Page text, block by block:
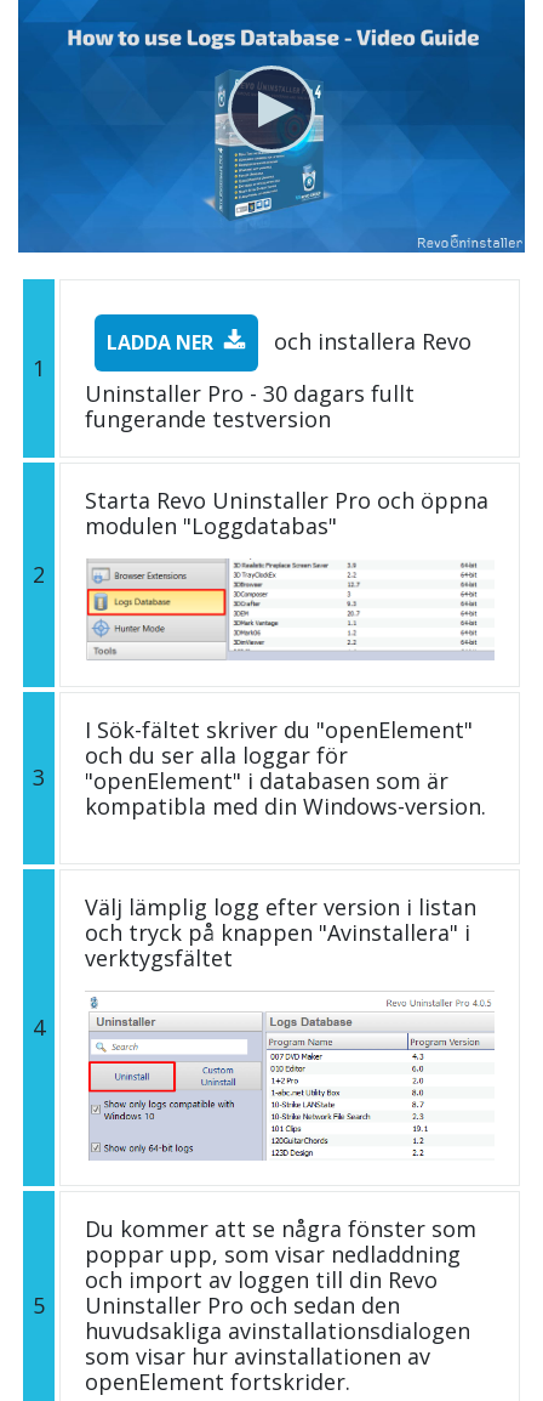
1
LADDA NER
och installera Revo
Uninstaller Pro - 30 dagars fullt
fungerande testversion
2
Starta Revo Uninstaller Pro och öppna
modulen "Loggdatabas"
3
I Sök-fältet skriver du "openElement"
och du ser alla loggar för
"openElement" i databasen som är
kompatibla med din Windows-version.
4
Välj lämplig logg efter version i listan
och tryck på knappen "Avinstallera" i
verktygsfältet
5
Du kommer att se några fönster som
poppar upp, som visar nedladdning
och import av loggen till din Revo
Uninstaller Pro och sedan den
huvudsakliga avinstallationsdialogen
som visar hur avinstallationen av
openElement fortskrider.